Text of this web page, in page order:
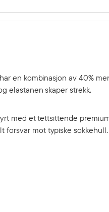
en kombinasjon av 40%
elastanen skaper strekk.
med et tettsittende
forsvar mot typiske sokkehull.